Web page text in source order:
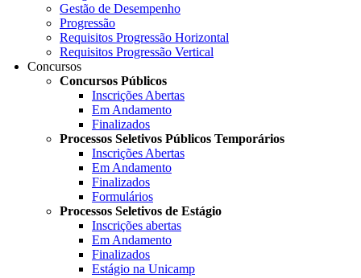
Gestão de Desempenho
Progressão
Requisitos Progressão Horizontal
Requisitos Progressão Vertical
Concursos
Concursos Públicos
Inscrições Abertas
Em Andamento
Finalizados
Processos Seletivos Públicos Temporários
Inscrições Abertas
Em Andamento
Finalizados
Formulários
Processos Seletivos de Estágio
Inscrições abertas
Em Andamento
Finalizados
Estágio na Unicamp